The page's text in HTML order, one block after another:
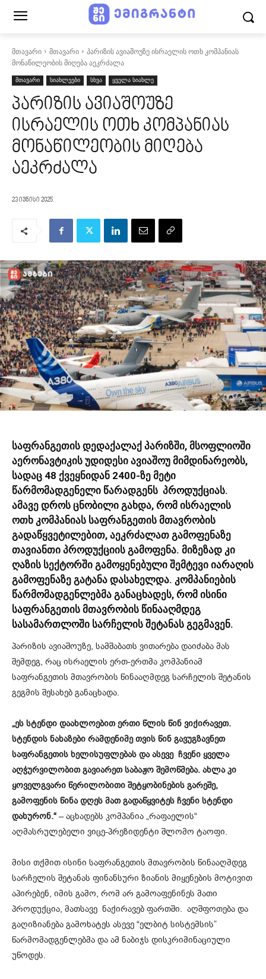
მთავარი მთავარი
პარიზის ავიაშოუზე ისრაელის ოთხ კომპანიას
მონაწილეობის მიღება აეკრძალა
მთავარი სიახლეები სხვა ყველა სიახლე
პარიზის ავიაშოუზე
ისრაელის ოთხ კომპანიას
მონაწილეობის მიღება
აეკრძალა
23 ივნისი 2025
საფრანგეთის დედაქალაქ პარიზში, მსოფლიოში
აერონავტიკის უდიდესი ავიაშოუ მიმდინარეობს,
სადაც 48 ქვეყნიდან 2400-ზე მეტი
წარმომადგენელი წარადგენს პროდუქციას.
ამავე დროს ცნობილი გახდა, რომ ისრაელის
ოთხ კომპანიას საფრანგეთის მთავრობის
გადაწყვეტილებით, აეკრძალათ გამოფენაზე
თავიანთი პროდუქციის გამოფენა. მიზეზად კი
ღაზის სექტორში გამოყენებული შემტევი იარაღის
გამოფენაზე გატანა დასახელდა. კომპანიების
წარმომადგენლებმა განაცხადეს, რომ ისინი
საფრანგეთის მთავრობის წინააღმდეგ
სასამართლოში სარჩელის შეტანას გეგმავენ.
პარიზის ავიაშოუზე, სამშაბათს ვითარება დაიძაბა მას
შემდეგ, რაც ისრაელის ერთ-ერთმა კომპანიამ
საფრანგეთის მთავრობის წინააღმდეგ სარჩელის შეტანის
გეგმის შესახებ განაცხადა.
„ეს სტენდი დაახლოებით ერთი წლის წინ ვიქირავეთ.
სტენდის ნახაზები რამდენიმე თვის წინ გავუგზავნეთ
საფრანგეთის ხელისუფლებას და ასევე ჩვენი ყველა
აღჭურვილობით გავიარეთ საბაჟო შემოწმება. ახლა კი
ყოველგვარი წერილობითი შეტყობინების გარეშე,
გამოფენის წინა დღეს მათ გადაწყვიტეს ჩვენი სტენდი
დახურონ.“ – აცხადებს კომპანია „რაფაელის“
აღმასრულებელი ვიცე-პრეზიდენტი შლომო ტაოფი.
მისი თქმით ისინი საფრანგეთის მთავრობის წინააღმდეგ
სარჩელის შეტანას ფინანსური ზიანის მიყენების მოტივით
აპირებენ, იმის გამო, რომ არ გამოაფენინეს მათი
პროდუქცია, მათსავე ნაქირავებ ფართში. აღშფოთება და
გაღიზიანება გამოხატეს ასევე “ელბიტ სისტემსის”
წარმომადგენლებმა და ამ ნაბიჯს დისკრიმინაციული
უწოდეს.